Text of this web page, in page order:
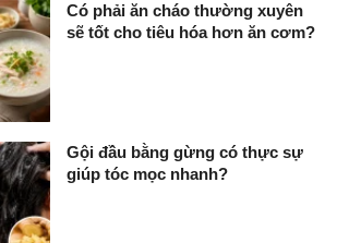
Có phải ăn cháo thường xuyên
sẽ tốt cho tiêu hóa hơn ăn cơm?
Gội đầu bằng gừng có thực sự
giúp tóc mọc nhanh?